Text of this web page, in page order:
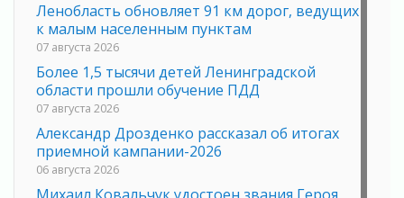
Ленобласть обновляет 91 км дорог, ведущих
к малым населенным пунктам
07 августа 2026
Более 1,5 тысячи детей Ленинградской
области прошли обучение ПДД
07 августа 2026
Александр Дрозденко рассказал об итогах
приемной кампании-2026
06 августа 2026